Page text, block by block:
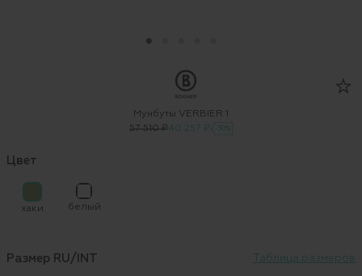
Мунбуты VERBIER 1
57 510 ₽40 257 ₽ -30%
Цвет
хаки белый
Размер RU/INT Таблица размеров